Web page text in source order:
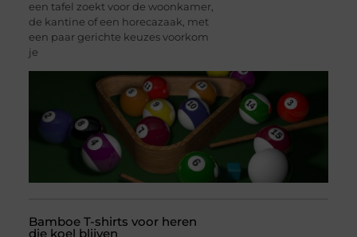
een tafel zoekt voor de woonkamer,
de kantine of een horecazaak, met
een paar gerichte keuzes voorkom
je
Bamboe T-shirts voor heren
die koel blijven